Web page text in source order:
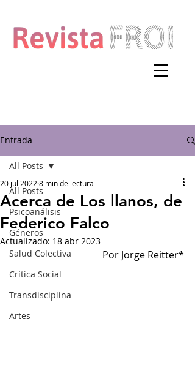
Entrada
All Posts
Psicoanálisis
Géneros
Salud Colectiva
Crítica Social
Transdisciplina
Artes
All Posts
Acerca de Los llanos, de
Federico Falco
20 jul 2022 8 min de lectura
Actualizado: 18 abr 2023
Por Jorge Reitter*